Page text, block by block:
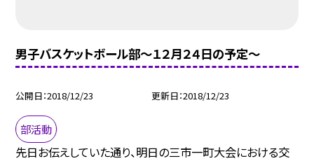
男子バスケットボール部〜１２月２４日の予定〜
公開日 2018/12/23 更新日 2018/12/23
部活動
先日お伝えしていた通り、明日の三市一町大会における交